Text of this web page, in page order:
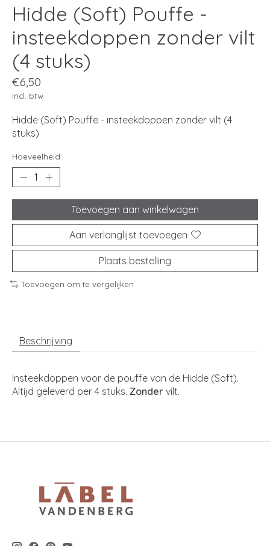
Hidde (Soft) Pouffe -
insteekdoppen zonder vilt
(4 stuks)
€6,50
Incl. btw
Hidde (Soft) Pouffe - insteekdoppen zonder vilt (4
stuks)
Hoeveelheid:
Toevoegen aan winkelwagen
Aan verlanglijst toevoegen
Plaats bestelling
Toevoegen om te vergelijken
Beschrijving
Insteekdoppen voor de pouffe van de Hidde (Soft).
Altijd geleverd per 4 stuks. Zonder vilt.